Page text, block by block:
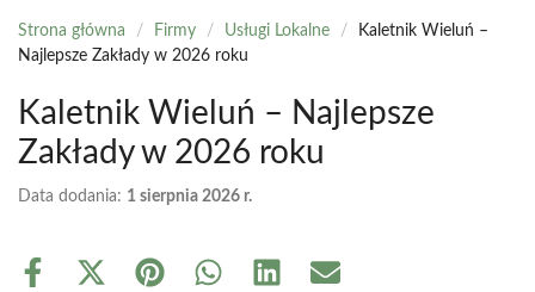
Strona główna / Firmy / Usługi Lokalne /
Kaletnik Wieluń –
Najlepsze Zakłady w 2026 roku
Kaletnik Wieluń – Najlepsze
Zakłady w 2026 roku
Data dodania: 1 sierpnia 2026 r.
Share
Share Share Share Share Share